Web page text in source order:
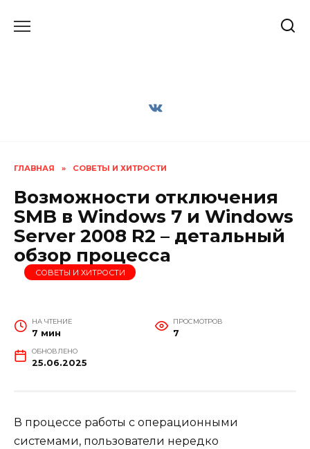
ГЛАВНАЯ » СОВЕТЫ И ХИТРОСТИ
Возможности отключения
SMB в Windows 7 и Windows
Server 2008 R2 – детальный
обзор процесса
СОВЕТЫ И ХИТРОСТИ
НА ЧТЕНИЕ
7 мин
ПРОСМОТРОВ
7
ОБНОВЛЕНО
25.06.2025
В процессе работы с операционными
системами, пользователи нередко